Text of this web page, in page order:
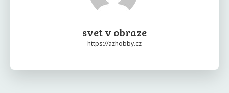
svet v obraze
https://azhobby.cz